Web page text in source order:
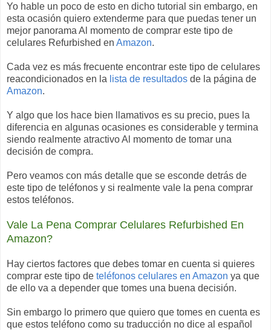
Yo hable un poco de esto en dicho tutorial sin embargo, en
esta ocasión quiero extenderme para que puedas tener un
mejor panorama Al momento de comprar este tipo de
celulares Refurbished en Amazon.
Cada vez es más frecuente encontrar este tipo de celulares
reacondicionados en la lista de resultados de la página de
Amazon.
Y algo que los hace bien llamativos es su precio, pues la
diferencia en algunas ocasiones es considerable y termina
siendo realmente atractivo Al momento de tomar una
decisión de compra.
Pero veamos con más detalle que se esconde detrás de
este tipo de teléfonos y si realmente vale la pena comprar
estos teléfonos.
Vale La Pena Comprar Celulares Refurbished En
Amazon?
Hay ciertos factores que debes tomar en cuenta si quieres
comprar este tipo de teléfonos celulares en Amazon ya que
de ello va a depender que tomes una buena decisión.
Sin embargo lo primero que quiero que tomes en cuenta es
que estos teléfono como su traducción no dice al español